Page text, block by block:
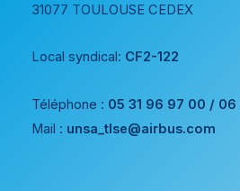
31077 TOULOUSE CEDEX
Local syndical: CF2-122
Téléphone : 05 31 96 97 00 / 06
Mail : unsa_tlse@airbus.com